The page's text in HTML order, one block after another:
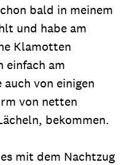
bald in meinem
und habe am
Klamotten
einfach am
von einigen
von netten
bekommen.
mit dem Nachtzug